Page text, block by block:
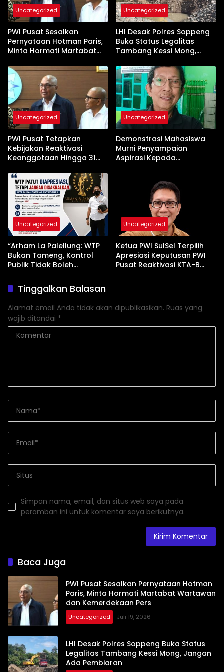
Uncategorized
PWI Pusat Sesalkan
Pernyataan Hotman Paris,
Minta Hormati Martabat
Kemerdekaan Pers
Uncategorized
LHI Desak Polres Soppeng
Buka Status Legalitas
Tambang Kessi Mong,
Uncategorized
PWI Pusat Tetapkan
Kebijakan Reaktivasi
Keanggotaan Hingga 31
Uncategorized
Demonstrasi Mahasiswa
Murni Penyampaian
Aspirasi Kepada
Uncategorized
“Arham La Palellung: WTP
Bukan Tameng, Kontrol
Publik Tidak Boleh
Uncategorized
Ketua PWI SulSel Terpilih
Apresiasi Keputusan PWI
Pusat Reaktivasi KTA-B
Tinggalkan Balasan
Alamat email Anda tidak akan dipublikasikan. Ruas yang
wajib ditandai *
Simpan nama, email, dan situs web saya pada
peramban ini untuk komentar saya berikutnya.
Baca Juga
PWI Pusat Sesalkan Pernyataan Hotman
Paris, Minta Hormati Martabat Wartawan
dan Kemerdekaan Pers
Uncategorized Juli 19, 2026
LHI Desak Polres Soppeng Buka Status
Legalitas Tambang Kessi Mong, Jangan
Ada Pembiaran